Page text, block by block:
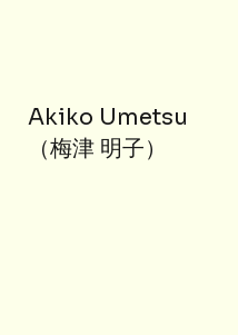
Akiko Umetsu
（梅津 明子）